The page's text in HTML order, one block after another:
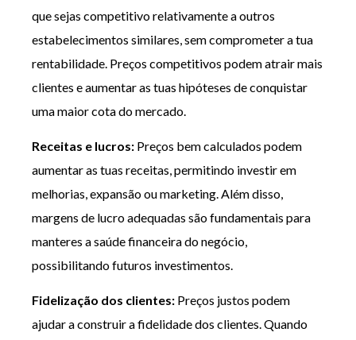
que sejas competitivo relativamente a outros
estabelecimentos similares, sem comprometer a tua
rentabilidade. Preços competitivos podem atrair mais
clientes e aumentar as tuas hipóteses de conquistar
uma maior cota do mercado.
Receitas e lucros: Preços bem calculados podem
aumentar as tuas receitas, permitindo investir em
melhorias, expansão ou marketing. Além disso,
margens de lucro adequadas são fundamentais para
manteres a saúde financeira do negócio,
possibilitando futuros investimentos.
Fidelização dos clientes: Preços justos podem
ajudar a construir a fidelidade dos clientes. Quando